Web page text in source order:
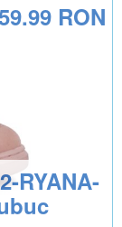
RYANA-
RON